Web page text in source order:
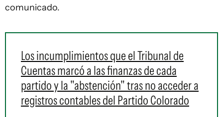
comunicado.
Los incumplimientos que el Tribunal de
Cuentas marcó a las finanzas de cada
partido y la "abstención" tras no acceder a
registros contables del Partido Colorado